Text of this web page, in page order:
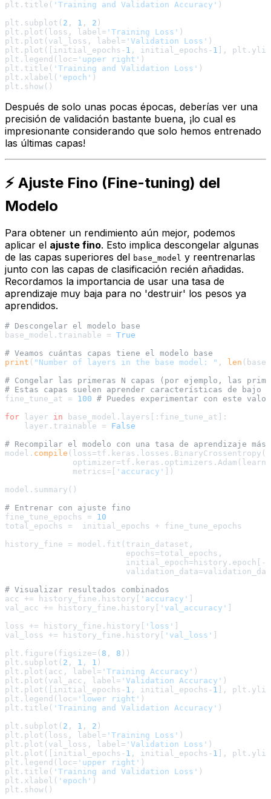
plt.title( 'Training and Validation Accuracy' )
plt.subplot( 2 , 1 , 2 )
plt.plot(loss, label= 'Training Loss' )
plt.plot(val_loss, label= 'Validation Loss' )
plt.plot([initial_epochs- 1 , initial_epochs- 1 ],
plt.legend(loc= 'upper right' )
plt.title( 'Training and Validation Loss' )
plt.xlabel( 'epoch' )
Después de solo unas pocas épocas, deberías ver una
precisión de validación bastante buena, ¡lo cual es
impresionante considerando que solo hemos entrenado
las últimas capas!
⚡ Ajuste Fino (Fine-tuning) del
Modelo
Para obtener un rendimiento aún mejor, podemos
aplicar el ajuste fino. Esto implica descongelar algunas
de las capas superiores del base_model y reentrenarlas
junto con las capas de clasificación recién añadidas.
Recordamos la importancia de usar una tasa de
aprendizaje muy baja para no 'destruir' los pesos ya
aprendidos.
# Descongelar el modelo base
base_model.trainable = True
# Veamos cuántas capas tiene el modelo base
print ( "Number of layers in the base model: " , len
# Congelar las primeras N capas (por ejemplo, las
# Estas capas suelen aprender características de
fine_tune_at = 100 # Puedes experimentar con este valor
for layer in base_model.layers[:fine_tune_at]:
    layer.trainable =
False
# Recompilar el modelo con una tasa de aprendizaje más
model. compile
              metrics=[
'accuracy'
])
model.summary()
# Entrenar con ajuste fino
fine_tune_epochs = 10
total_epochs =  initial_epochs + fine_tune_epochs
history_fine = model.fit(train_dataset,
                         epochs=total_epochs,
                         initial_epoch=history.epoch[-
# Visualizar resultados combinados
acc += history_fine.history[
'accuracy'
val_acc += history_fine.history[
'val_accuracy'
loss += history_fine.history[
'loss'
val_loss += history_fine.history[
'val_loss'
plt.figure(figsize=( 8 , 8 ))
plt.subplot( 2 , 1 , 1 )
plt.plot(acc, label= 'Training Accuracy' )
plt.plot(val_acc, label= 'Validation Accuracy' )
plt.plot([initial_epochs- 1 , initial_epochs- 1
],
plt.legend(loc= 'lower right' )
plt.title( 'Training and Validation Accuracy' )
plt.subplot( 2 , 1 , 2 )
plt.plot(loss, label= 'Training Loss' )
plt.plot(val_loss, label= 'Validation Loss' )
plt.plot([initial_epochs- 1 , initial_epochs- 1
],
plt.legend(loc= 'upper right' )
plt.title( 'Training and Validation Loss' )
plt.xlabel( 'epoch' )